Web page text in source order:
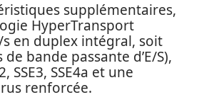
supplémentaires,
HyperTransport
s en duplex intégral, soit
de bande passante d’E/S),
SSE3, SSE4a et une
renforcée.